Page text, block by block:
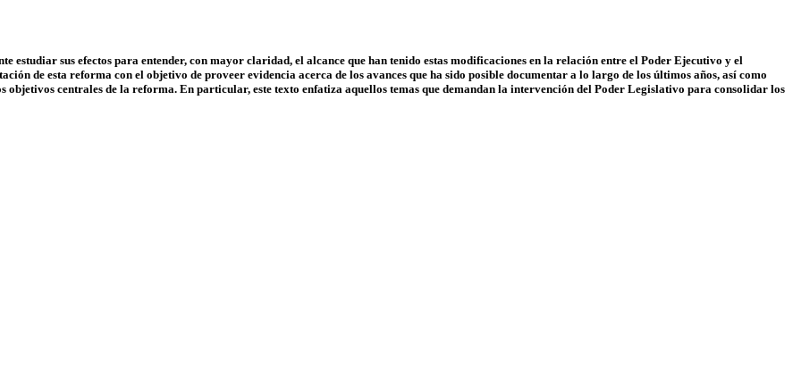
sus efectos para entender, con mayor claridad, el alcance que han tenido estas modificaciones en la relación entre el Poder Ejecutivo y el
de esta reforma con el objetivo de proveer evidencia acerca de los avances que ha sido posible documentar a lo largo de los últimos años, así como
objetivos centrales de la reforma. En particular, este texto enfatiza aquellos temas que demandan la intervención del Poder Legislativo para consolidar los